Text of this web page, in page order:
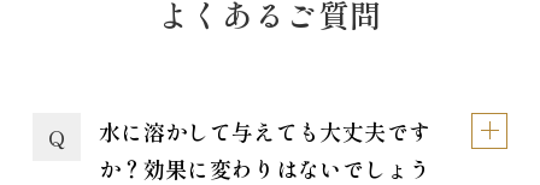
よくあるご質問
Q
水に溶かして与えても大丈夫です
か？効果に変わりはないでしょう